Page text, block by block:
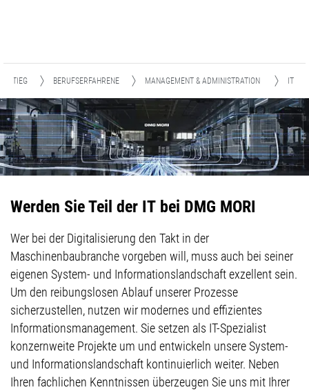
BERUFSERFAHRENE MANAGEMENT & ADMINISTRATION IT
Werden Sie Teil der IT bei DMG MORI
Wer bei der Digitalisierung den Takt in der
Maschinenbaubranche vorgeben will, muss auch bei seiner
eigenen System- und Informationslandschaft exzellent sein.
Um den reibungslosen Ablauf unserer Prozesse
sicherzustellen, nutzen wir modernes und effizientes
Informationsmanagement. Sie setzen als IT-Spezialist
konzernweite Projekte um und entwickeln unsere System-
und Informationslandschaft kontinuierlich weiter. Neben
Ihren fachlichen Kenntnissen überzeugen Sie uns mit Ihrer